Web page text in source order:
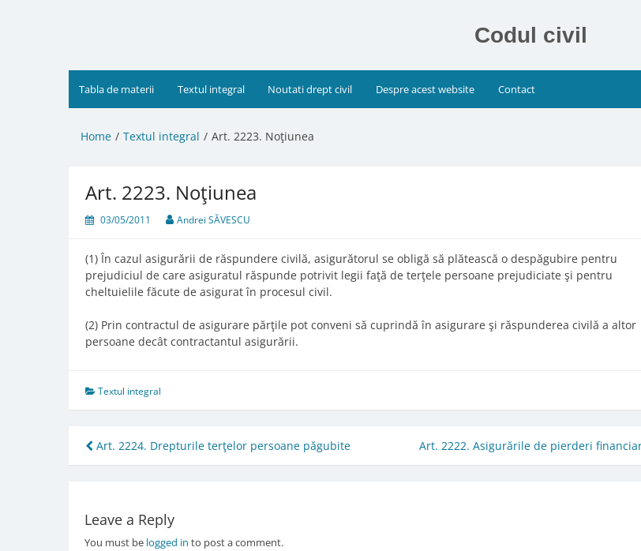
Codul civil
Tabla de materii Textul integral Noutati drept civil Despre acest website Contact
Home Textul integral Art. 2223. Noţiunea
Art. 2223. Noţiunea
03/05/2011 Andrei SĂVESCU
(1) În cazul asigurării de răspundere civilă, asigurătorul se obligă să plătească o despăgubire pentru
prejudiciul de care asiguratul răspunde potrivit legii faţă de terţele persoane prejudiciate şi pentru
cheltuielile făcute de asigurat în procesul civil.
(2) Prin contractul de asigurare părţile pot conveni să cuprindă în asigurare şi răspunderea civilă a altor
persoane decât contractantul asigurării.
Textul integral
Post
navigation
Art. 2224. Drepturile terţelor persoane păgubite Art. 2222. Asigurările de pierderi
Leave a Reply
You must be logged in to post a comment.